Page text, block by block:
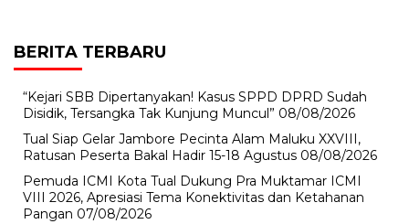
BERITA TERBARU
“Kejari SBB Dipertanyakan! Kasus SPPD DPRD Sudah
Disidik, Tersangka Tak Kunjung Muncul” 08/08/2026
Tual Siap Gelar Jambore Pecinta Alam Maluku XXVIII,
Ratusan Peserta Bakal Hadir 15-18 Agustus 08/08/2026
Pemuda ICMI Kota Tual Dukung Pra Muktamar ICMI
VIII 2026, Apresiasi Tema Konektivitas dan Ketahanan
Pangan 07/08/2026